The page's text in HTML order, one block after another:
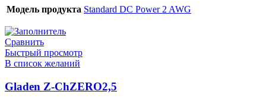
Модель продукта Standard DC Power 2 AWG
Сравнить
Быстрый просмотр
В список желаний
Gladen Z-ChZERO2,5